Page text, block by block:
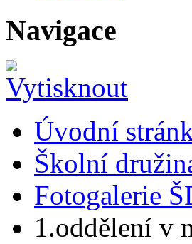
Navigace
Úvodní
Školní
Fotogalerie
1.oddělení v